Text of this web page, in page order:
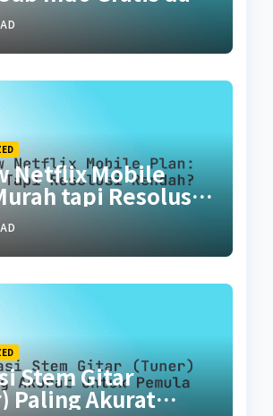
Netflix Mobile
tapi Resolusi
Stem Gitar
Paling Akurat